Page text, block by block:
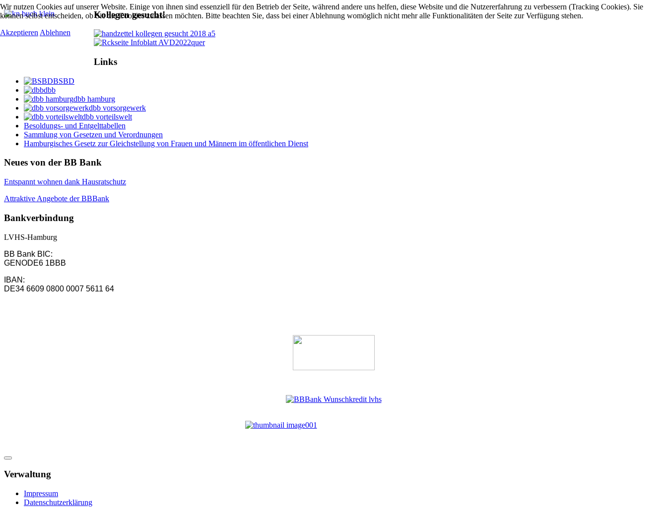
Kollegen gesucht!
Links
BSBD
dbb
dbb hamburg
dbb vorsorgewerk
dbb vorteilswelt
Besoldungs- und Entgelttabellen
Sammlung von Gesetzen und Verordnungen
Hamburgisches Gesetz zur Gleichstellung von Frauen und Männern im öffentlichen Dienst
Neues von der BB Bank
Entspannt wohnen dank Hausratschutz
Attraktive Angebote der BBBank
Bankverbindung
LVHS-Hamburg
BB Bank BIC:
GENODE6 1BBB
IBAN:
DE34 6609 0800 0007 5611 64
Verwaltung
Impressum
Datenschutzerklärung
Wir nutzen Cookies auf unserer Website. Einige von ihnen sind essenziell für den Betrieb der Seite, während andere uns helfen, diese Website und die Nutzererfahrung zu verbessern (Tracking Cookies). Sie
können selbst entscheiden, ob Sie die Cookies zulassen möchten. Bitte beachten Sie, dass bei einer Ablehnung womöglich nicht mehr alle Funktionalitäten der Seite zur Verfügung stehen.
Akzeptieren Ablehnen